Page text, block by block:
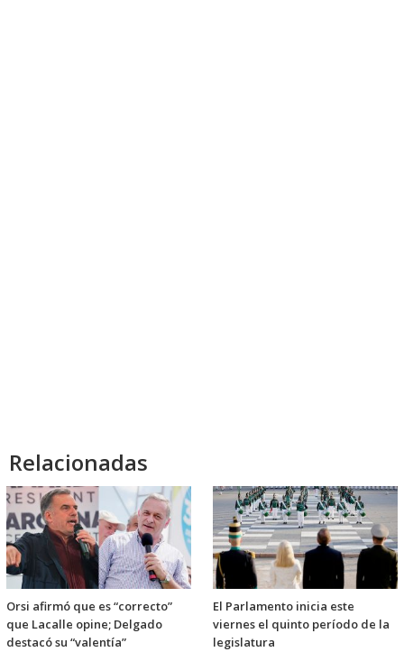
Relacionadas
Orsi afirmó que es “correcto”
que Lacalle opine; Delgado
destacó su “valentía”
El Parlamento inicia este
viernes el quinto período de la
legislatura